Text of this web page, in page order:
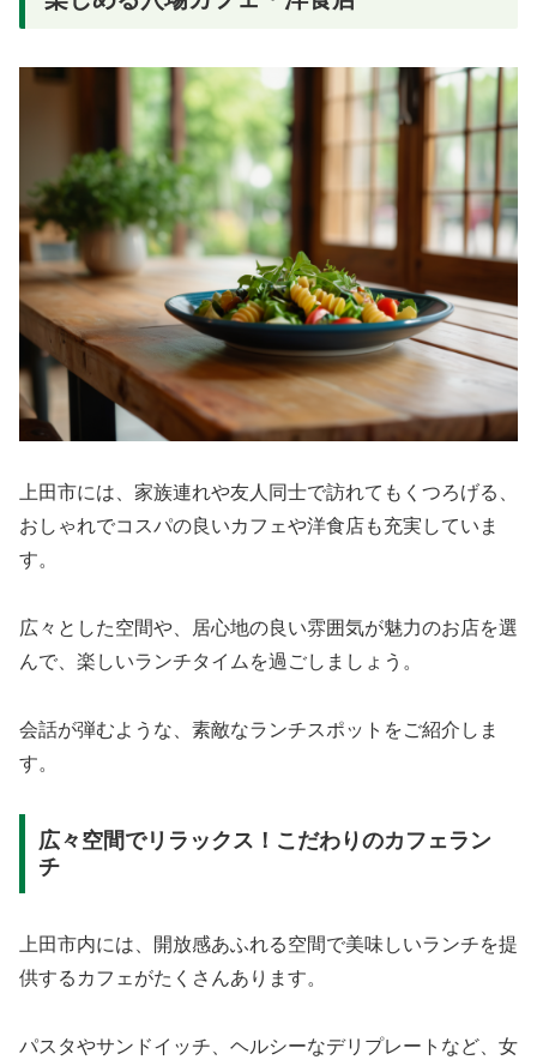
上田市には、家族連れや友人同士で訪れてもくつろげる、
おしゃれでコスパの良いカフェや洋食店も充実していま
す。
広々とした空間や、居心地の良い雰囲気が魅力のお店を選
んで、楽しいランチタイムを過ごしましょう。
会話が弾むような、素敵なランチスポットをご紹介しま
す。
広々空間でリラックス！こだわりのカフェラン
チ
上田市内には、開放感あふれる空間で美味しいランチを提
供するカフェがたくさんあります。
パスタやサンドイッチ、ヘルシーなデリプレートなど、女